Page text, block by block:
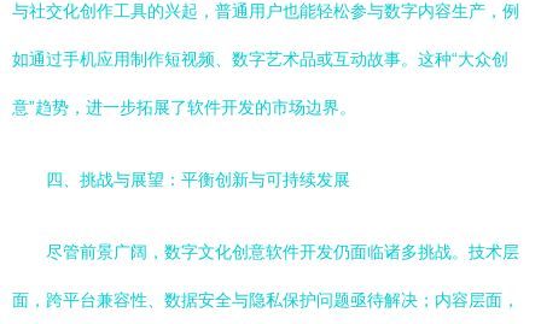
与社交化创作工具的兴起，普通用户也能轻松参与数字内容生产，例
如通过手机应用制作短视频、数字艺术品或互动故事。这种“大众创
意”趋势，进一步拓展了软件开发的市场边界。
四、挑战与展望：平衡创新与可持续发展
尽管前景广阔，数字文化创意软件开发仍面临诸多挑战。技术层
面，跨平台兼容性、数据安全与隐私保护问题亟待解决；内容层面，